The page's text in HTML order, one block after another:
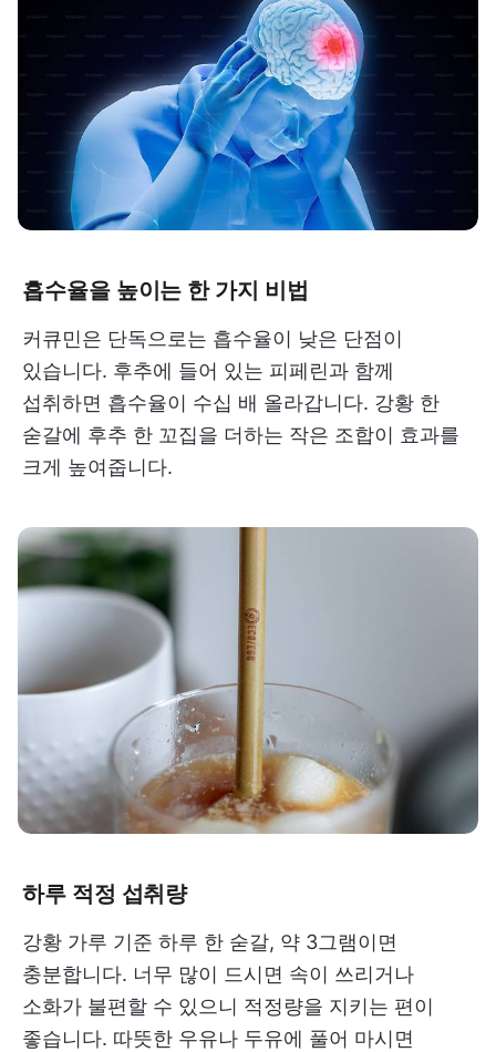
흡수율을 높이는 한 가지 비법
커큐민은 단독으로는 흡수율이 낮은 단점이
있습니다. 후추에 들어 있는 피페린과 함께
섭취하면 흡수율이 수십 배 올라갑니다. 강황 한
숟갈에 후추 한 꼬집을 더하는 작은 조합이 효과를
크게 높여줍니다.
하루 적정 섭취량
강황 가루 기준 하루 한 숟갈, 약 3그램이면
충분합니다. 너무 많이 드시면 속이 쓰리거나
소화가 불편할 수 있으니 적정량을 지키는 편이
좋습니다. 따뜻한 우유나 두유에 풀어 마시면